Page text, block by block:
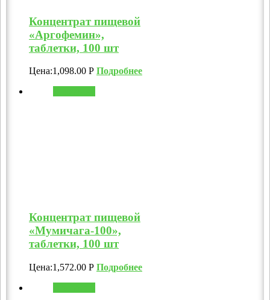
Концентрат пищевой
«Аргофемин»,
таблетки, 100 шт
Цена:1,098.00 Р Подробнее
Концентрат пищевой
«Мумичага-100»,
таблетки, 100 шт
Цена:1,572.00 Р Подробнее